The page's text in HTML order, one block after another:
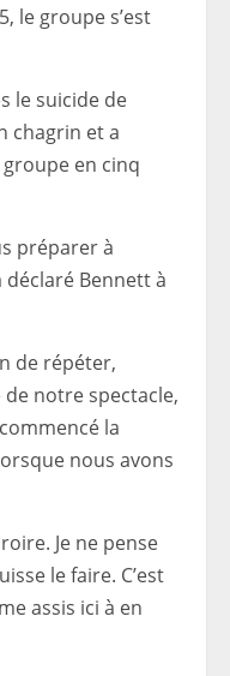
le groupe s’est
le suicide de
chagrin et a
en cinq
préparer à
déclaré Bennett à
de répéter,
notre spectacle,
la
nous avons
Je ne pense
le faire. C’est
assis ici à en